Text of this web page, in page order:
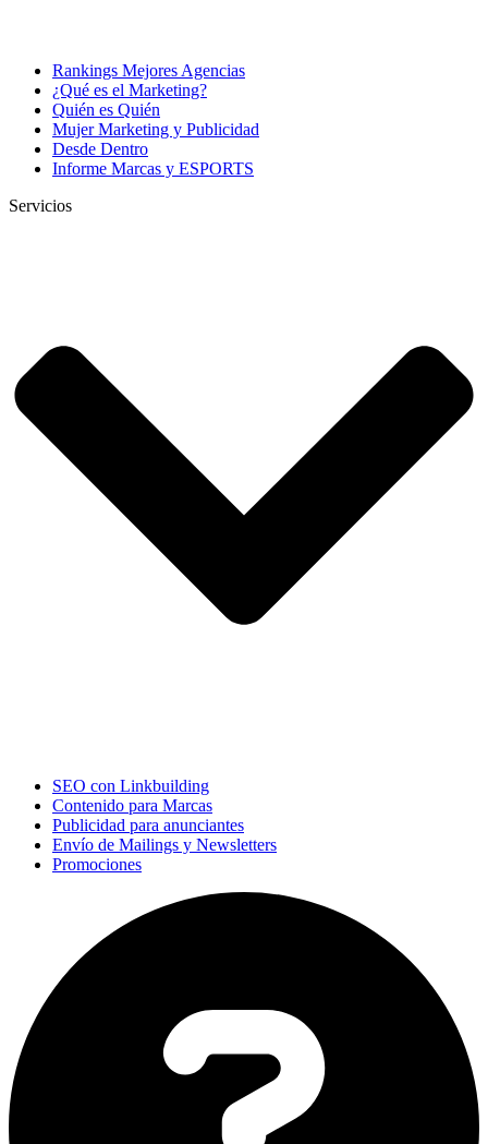
Rankings Mejores Agencias
¿Qué es el Marketing?
Quién es Quién
Mujer Marketing y Publicidad
Desde Dentro
Informe Marcas y ESPORTS
Servicios
SEO con Linkbuilding
Contenido para Marcas
Publicidad para anunciantes
Envío de Mailings y Newsletters
Promociones